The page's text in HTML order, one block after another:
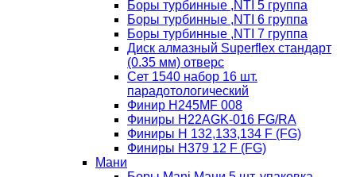
Боры турбинные ,NTI 5 группа
Боры турбинные ,NTI 6 группа
Боры турбинные ,NTI 7 группа
Диск алмазный Superflex стандарт
(0.35 мм) отверс
Сет 1540 набор 16 шт.
парадотологический
Финир H245MF 008
Финиры H22AGK-016 FG/RA
Финиры Н 132,133,134 F (FG)
Финиры Н379 12 F (FG)
Мани